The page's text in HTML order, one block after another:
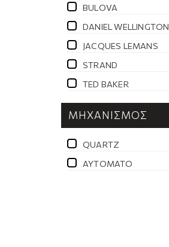
BULOVA
DANIEL WELLINGTON
JACQUES LEMANS
STRAND
TED BAKER
ΜΗΧΑΝΙΣΜΌΣ
QUARTZ
ΑΥΤΌΜΑΤΟ